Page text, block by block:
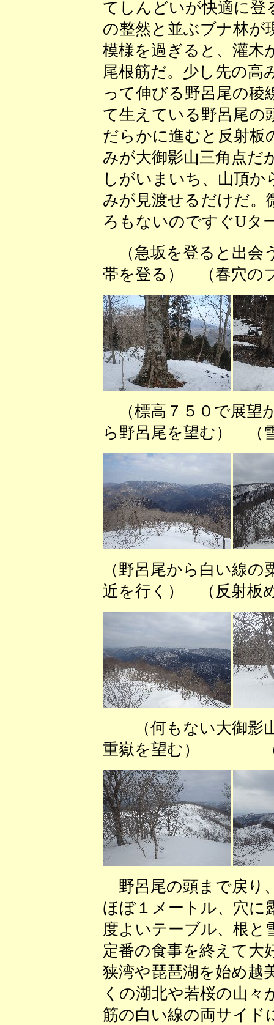
てしんどいが快適に登
の整然と並ぶブナ林が
模様を過ぎると、灌木
尾根筋だ。少し先の高
って伸びる野呂尾の稜
て生えている野呂尾の
だらかに進むと反射板
みが大御影山三角点だ
しがいまいち、山頂か
みが見渡せるだけだ。
ろもないのですぐUタ
（急坂を登ると
帯を登る） （春穴の
（標高７５０で展
ら野呂尾を望む） （
（野呂尾から白い線
近を行く） （反射板
（何もない大御
重嶽を望む） （野
野呂尾の頭まで戻り
ほぼ１メートル、穴に
度よいテーブル、根と
定番の食事を終えて大
狭湾や琵琶湖を始め越
くの湖北や若桜の山々
筋の白い線の両サイド